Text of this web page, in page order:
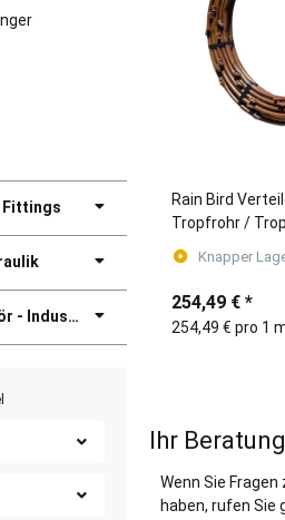
Fittings
Werkzeuge - Zubehör - Industriebedarf
Rain Bird
Tropfrohr /
Knapper
254,49 € *
254,49 € pro 1
Ihr
Wenn Sie
haben, rufen Sie